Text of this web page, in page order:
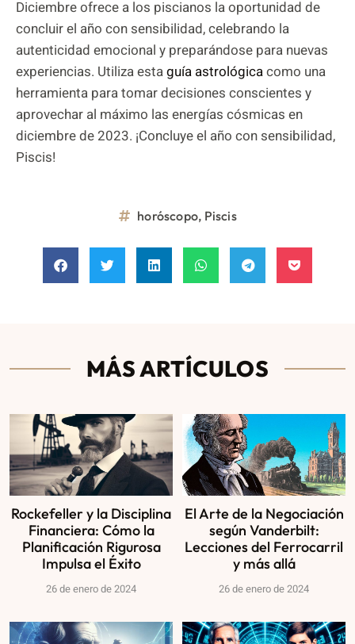
Diciembre ofrece a los piscianos la oportunidad de
concluir el año con sensibilidad, celebrando la
autenticidad emocional y preparándose para nuevas
experiencias. Utiliza estaguía astrológicacomo una
herramienta para tomar decisiones conscientes y
aprovechar al máximo las energías cósmicas en
diciembre de 2023. ¡Concluye el año con sensibilidad,
Piscis!
horóscopo, Piscis
MÁS ARTÍCULOS
Rockefeller y la Disciplina
Financiera: Cómo la
Planificación Rigurosa
Impulsa el Éxito
26 de enero de 2024
El Arte de la Negociación
según Vanderbilt:
Lecciones del Ferrocarril
y más allá
26 de enero de 2024